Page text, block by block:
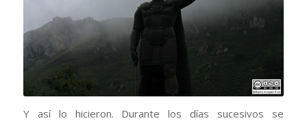
Y así lo hicieron. Durante los días sucesivos se